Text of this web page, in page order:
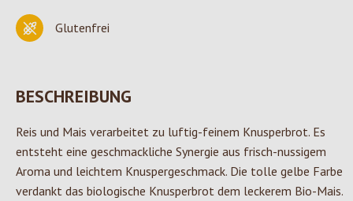
Glutenfrei
BESCHREIBUNG
Reis und Mais verarbeitet zu luftig-feinem Knusperbrot. Es
entsteht eine geschmackliche Synergie aus frisch-nussigem
Aroma und leichtem Knuspergeschmack. Die tolle gelbe Farbe
verdankt das biologische Knusperbrot dem leckerem Bio-Mais.